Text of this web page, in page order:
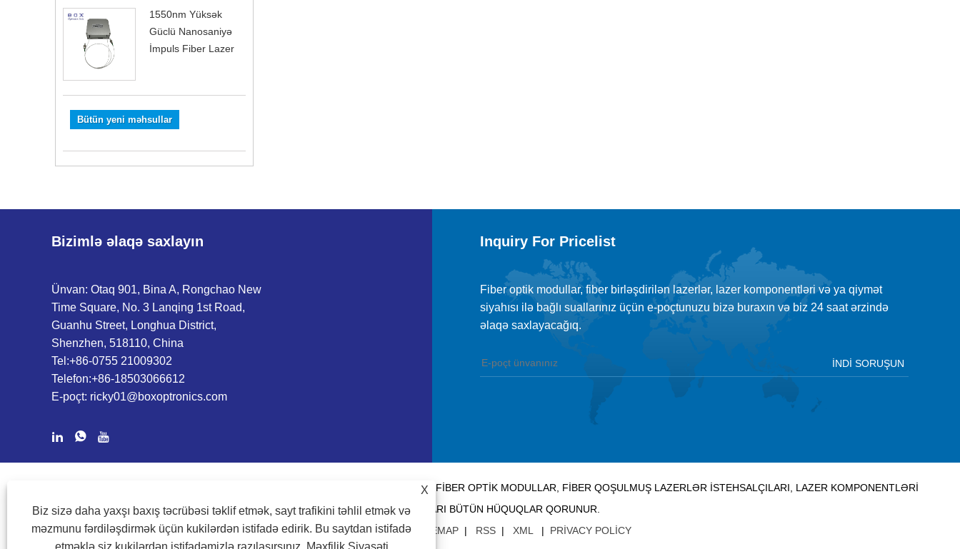
1550nm Yüksək
Güclü Nanosaniyə
İmpuls Fiber Lazer
Bütün yeni məhsullar
Bizimlə əlaqə saxlayın
Ünvan: Otaq 901, Bina A, Rongchao New
Time Square, No. 3 Lanqing 1st Road,
Guanhu Street, Longhua District,
Shenzhen, 518110, China
Tel:+86-0755 21009302
Telefon:+86-18503066612
E-poçt: ricky01@boxoptronics.com
Inquiry For Pricelist
Fiber optik modullar, fiber birləşdirilən lazerlər, lazer komponentləri və ya qiymət
siyahısı ilə bağlı suallarınız üçün e-poçtunuzu bizə buraxın və biz 24 saat ərzində
əlaqə saxlayacağıq.
COPYRIGHT @ 2020 SHENZHEN BOX OPTRONICS TECHNOLOGY CO., LTD. - ÇIN FIBER OPTIK MODULLAR, FIBER QOŞULMUŞ LAZERLƏR İSTEHSALÇILARI, LAZER KOMPONENTLƏRI
TƏCHIZATÇILARI BÜTÜN HÜQUQLAR QORUNUR.
BAĞLANTILAR| SITEMAP| RSS| XML | PRIVACY POLICY
X
Biz sizə daha yaxşı baxış təcrübəsi təklif etmək, sayt trafikini təhlil etmək və
məzmunu fərdiləşdirmək üçün kukilərdən istifadə edirik. Bu saytdan istifadə
etməklə siz kukilərdən istifadəmizlə razılaşırsınız.
Məxfilik Siyasəti